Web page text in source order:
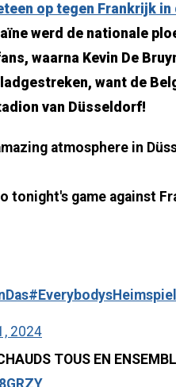
op tegen Frankrijk
werd de nationale
waarna Kevin De
want de
van Düsseldorf!
atmosphere in
tonight's game against
#EverybodysHeimspiel
2024
TOUS EN